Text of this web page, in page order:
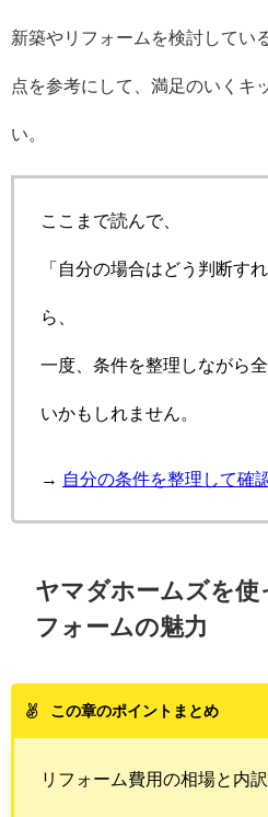
新築やリフォームを検討してい
点を参考にして、満足のいくキ
い。
ここまで読んで、
「自分の場合はどう判断す
ら、
一度、条件を整理しながら
いかもしれません。
→ 自分の条件を整理して確
ヤマダホームズを使
フォームの魅力
この章のポイントまとめ
リフォーム費用の相場と内訳